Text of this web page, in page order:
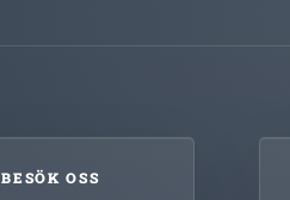
BESÖK OSS